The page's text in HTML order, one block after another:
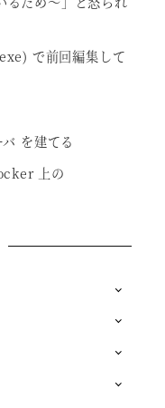
で前回編集して
を建てる
上の